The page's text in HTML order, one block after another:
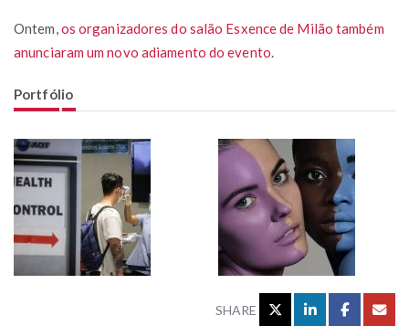
Ontem, os organizadores do salão Esxence de Milão também
anunciaram um novo adiamento do evento
Portfólio
SHARE